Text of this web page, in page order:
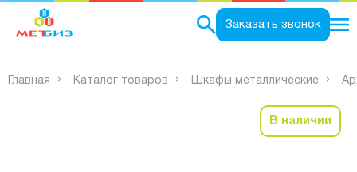
Заказать звонок
Главная Каталог товаров Шкафы металлические
В наличии